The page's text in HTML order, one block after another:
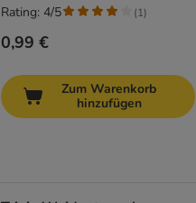
0,99 €
Rating: 4/5 (1)
Zum Warenkorb
hinzufügen